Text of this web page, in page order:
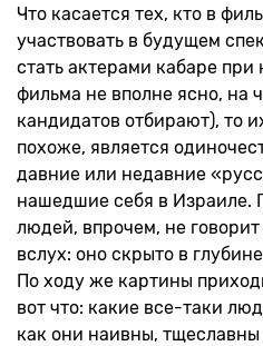
Что касается тех, кто в
участвовать в будущем
стать актерами кабаре
фильма не вполне ясно, на
кандидатов отбирают), то
похоже, является
давние или недавние
нашедшие себя в Израиле.
людей, впрочем, не
вслух: оно скрыто в
По ходу же картины
вот что: какие все-таки
как они наивны, тщеславны